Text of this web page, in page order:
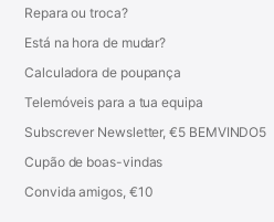
Repara ou troca?
Está na hora de mudar?
Calculadora de poupança
Telemóveis para a tua equipa
Subscrever Newsletter, €5 BEMVINDO5
Cupão de boas-vindas
Convida amigos, €10